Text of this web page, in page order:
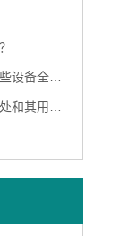
备全搞定
有哪些？